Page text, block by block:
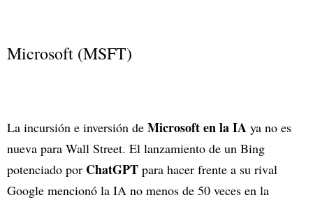
Microsoft (MSFT)
La incursión e inversión de Microsoft en la IA ya no es
nueva para Wall Street. El lanzamiento de un Bing
potenciado por ChatGPT para hacer frente a su rival
Google mencionó la IA no menos de 50 veces en la